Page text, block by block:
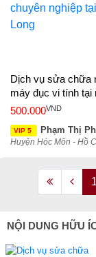
Dịch vụ sửa chữa
máy đục vi tính tại
chuyên nghiệp tại
500.000VND
VIP 5 Phạm Thị
Huyện Hóc Môn - Hồ
1
NỘI DUNG HỮU